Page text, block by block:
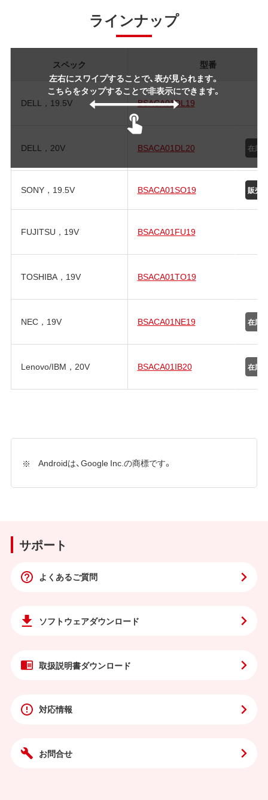
ラインナップ
左右にスワイプすることで、表が見られます。
こちらをタップすることで非表示にできます。
スペック 型番
DELL，19.5V BSACA01DL19
DELL，20V BSACA01DL20
SONY，19.5V BSACA01SO19
FUJITSU，19V BSACA01FU19
TOSHIBA，19V BSACA01TO19
NEC，19V BSACA01NE19
Lenovo/IBM，20V BSACA01IB20
Androidは、Google Inc.の商標です。
サポート
よくあるご質問
ソフトウェアダウンロード
取扱説明書ダウンロード
対応情報
お問合せ